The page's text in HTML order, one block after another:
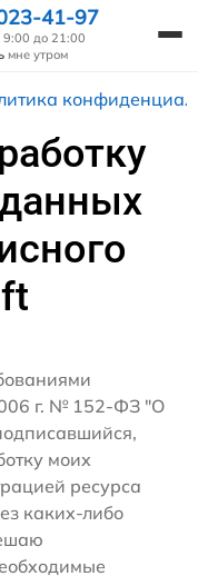
41-97
9:00 до 21:00
мне утром
г. № 152-ФЗ "О
моих
ресурса
каких-либо